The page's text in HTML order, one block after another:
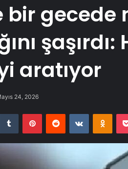
bir gecede
aratıyor
24, 2026
Tumblr PinterestReddit VKontakte